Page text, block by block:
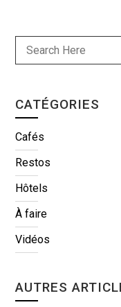
CATÉGORIES
Cafés
Restos
Hôtels
À faire
Vidéos
AUTRES